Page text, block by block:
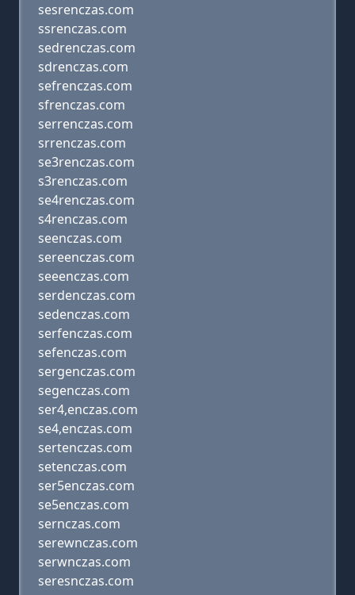
sesrenczas.com
ssrenczas.com
sedrenczas.com
sdrenczas.com
sefrenczas.com
sfrenczas.com
serrenczas.com
srrenczas.com
se3renczas.com
s3renczas.com
se4renczas.com
s4renczas.com
seenczas.com
sereenczas.com
seeenczas.com
serdenczas.com
sedenczas.com
serfenczas.com
sefenczas.com
sergenczas.com
segenczas.com
ser4,enczas.com
se4,enczas.com
sertenczas.com
setenczas.com
ser5enczas.com
se5enczas.com
sernczas.com
serewnczas.com
serwnczas.com
seresnczas.com